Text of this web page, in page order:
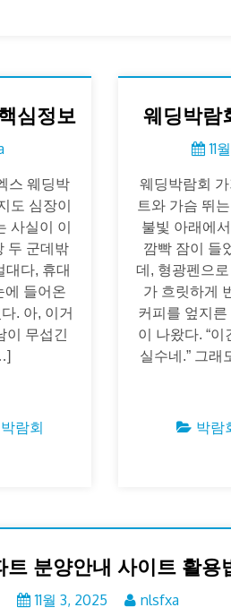
심정보
스 웨딩박
도 심장이
사실이 이
두 군데밖
대다, 휴대
에 들어온
. 아, 이거
무섭긴
람회
웨딩박람
11
웨딩박람회
트와 가슴 뛰
불빛 아래에
깜빡 잠이 들
데, 형광펜으로
가 흐릿하게
커피를 엎지
이 나왔다. “
실수네.” 그
박람
트 분양안내 사이트 활용
11월 3, 2025 nlsfxa